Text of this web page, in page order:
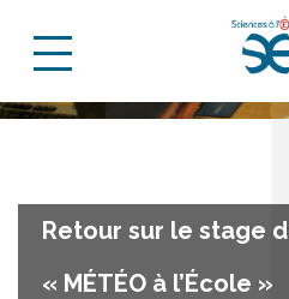
Retour sur le stage
« MÉTÉO à l’École »